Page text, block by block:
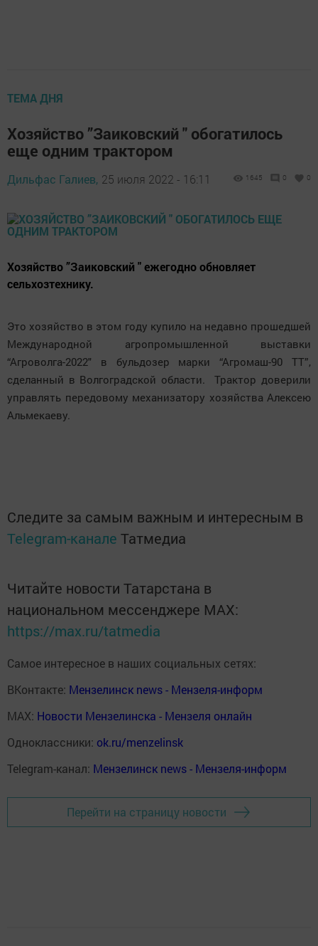
ТЕМА ДНЯ
Хозяйство ”Заиковский " обогатилось
еще одним трактором
Дильфас Галиев, 25 июля 2022 - 16:11 1645 0 0
Хозяйство ”Заиковский " ежегодно обновляет
сельхозтехнику.
Это хозяйство в этом году купило на недавно прошедшей
Международной агропромышленной выставки
“Агроволга-2022" в бульдозер марки “Агромаш-90 ТТ”,
сделанный в Волгоградской области. Трактор доверили
управлять передовому механизатору хозяйства Алексею
Альмекаеву.
Следите за самым важным и интересным в
Telegram-канале Татмедиа
Читайте новости Татарстана в
национальном мессенджере MАХ:
https://max.ru/tatmedia
Самое интересное в наших социальных сетях:
ВКонтакте: Мензелинск news - Мензеля-информ
MAX: Новости Мензелинска - Мензеля онлайн
Одноклассники: ok.ru/menzelinsk
Telegram-канал: Мензелинск news - Мензеля-информ
Перейти на страницу новости